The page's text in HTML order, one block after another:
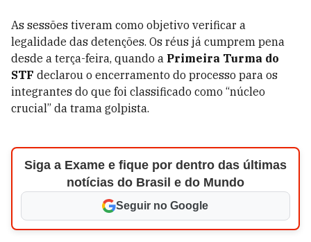
As sessões tiveram como objetivo verificar a
legalidade das detenções. Os réus já cumprem pena
desde a terça-feira, quando a Primeira Turma do
STF declarou o encerramento do processo para os
integrantes do que foi classificado como “núcleo
crucial” da trama golpista.
Siga a Exame e fique por dentro das últimas
notícias do Brasil e do Mundo
Seguir no Google